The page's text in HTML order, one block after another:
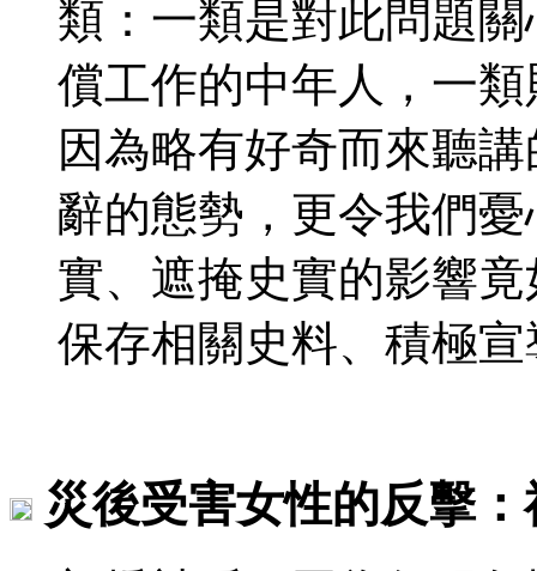
類：一類是對此問題
償工作的中年人，一
因為略有好奇而來聽
辭的態勢，更令我們
實、遮掩史實的影響
保存相關史料、積極
災後受害女性的反擊